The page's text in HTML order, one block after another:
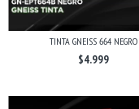
TINTA GNEISS 664 NEGRO
$4.999